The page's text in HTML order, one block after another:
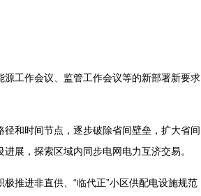
工作会议、监管工作会议等的新部署新要求
径和时间节点，逐步破除省间壁垒，扩大省间
展，探索区域内同步电网电力互济交易。
推进非直供、“临代正”小区供配电设施规范